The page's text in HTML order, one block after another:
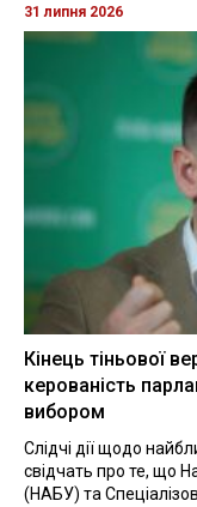
31 липня 2026
Кінець тіньової
керованість
вибором
Слідчі дії щодо
свідчать про те, що
(НАБУ) та